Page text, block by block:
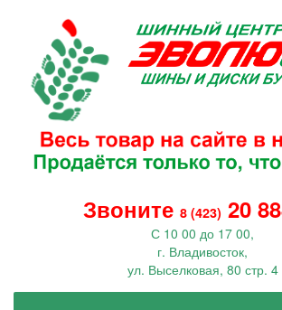
Звоните 8 (423) 20
С 10 00 до 17 00,
г. Владивосток,
ул. Выселковая, 80 стр. 4